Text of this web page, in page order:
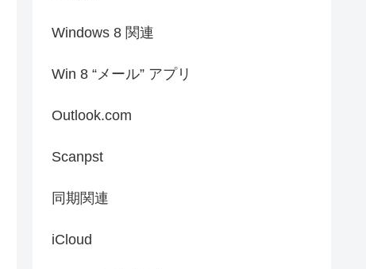
Windows 8 関連
Win 8 “メール” アプリ
Outlook.com
Scanpst
同期関連
iCloud